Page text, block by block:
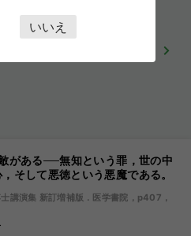
がある──無知という罪，世の中
そして悪徳という悪魔である。
講演集 新訂増補版．医学書院，p407，
いいえ